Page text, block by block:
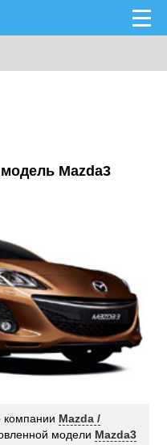
Mazda3
компании Mazda /
модели Mazda3